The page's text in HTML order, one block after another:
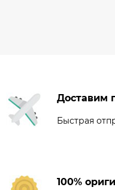
Доставим
Быстрая
100%